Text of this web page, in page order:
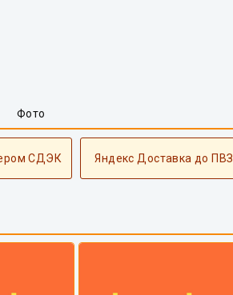
Фото
СДЭК Яндекс Доставка до ПВЗ